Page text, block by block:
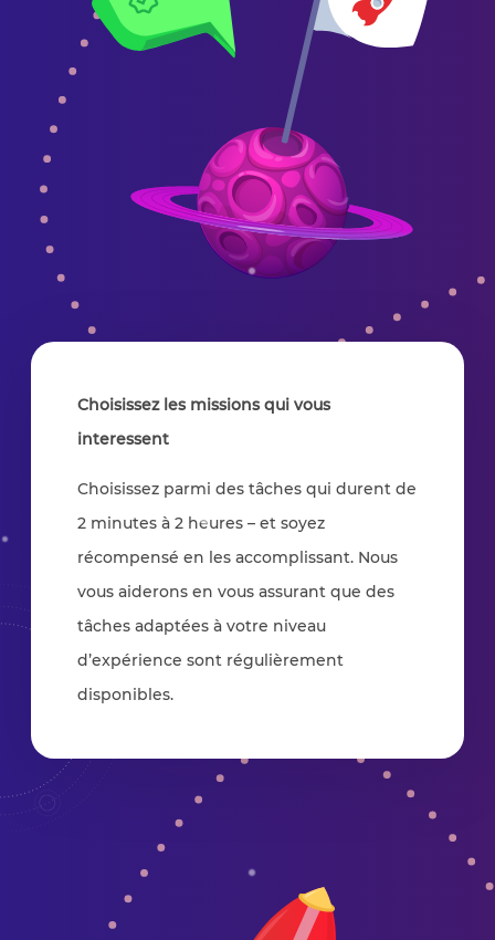
Choisissez les missions qui vous
interessent
Choisissez parmi des tâches qui durent de
2 minutes à 2 heures – et soyez
récompensé en les accomplissant. Nous
vous aiderons en vous assurant que des
tâches adaptées à votre niveau
d’expérience sont régulièrement
disponibles.